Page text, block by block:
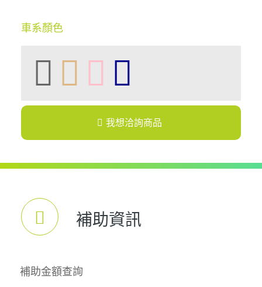
車系顏色
我想洽詢商品
補助資訊
補助金額查詢